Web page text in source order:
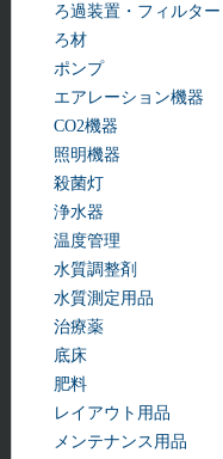
ろ過装置・フィルター
ろ材
ポンプ
エアレーション機器
CO2機器
照明機器
殺菌灯
浄水器
温度管理
水質調整剤
水質測定用品
治療薬
底床
肥料
レイアウト用品
メンテナンス用品